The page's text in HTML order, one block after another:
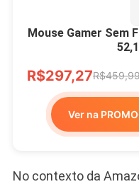
Mouse Gamer Sem
R$297,27
Ver na
No contexto da